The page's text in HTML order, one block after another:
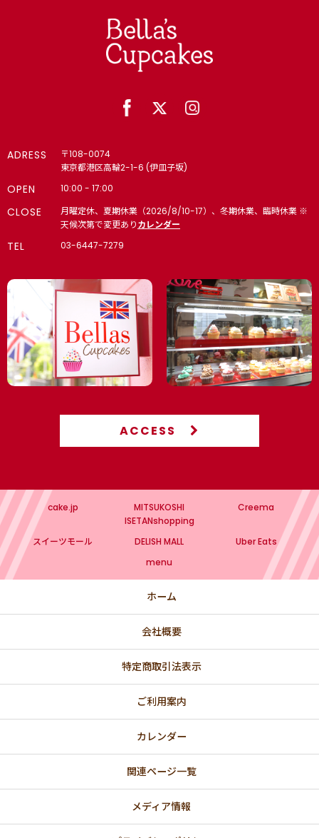
【個人向け】パーティー｜ティータイム｜キッズ向け｜誕生会
(学校・クラブ)で人気 4,000円以上で冷凍配送無料（8月末
【法人向け】🎁 パーティー 4,000円以上で冷凍配送無料（8
ーキ 4,000円以上で冷凍配送無料（8月末まで）
6・7・8月の様々なシーンに
🌞 夏 4,000円以上で冷凍配送無料（8月末まで）
【法人向け】🏢内定式（10月1日｜10月上旬）・同期会・同窓
🎁 入学・卒業｜入園・卒園｜スポーツ・背番号｜お祝い・ギフ
🍼 赤ちゃんのお祝い｜ジェンダー リビール・ベビーシャワ
ー 4,000円以上で冷凍配送無料（8月末まで）
【個人】パーティー 4,000円以上で冷凍配送無料（8月末ま
で）
🏠 高輪店で予約なしで購入できるメニュー
💖 PINK
💙 BLUE
💛 YELLOW
💗 バレンタインデー・ホワイトデー特集
【法人向け】国際女性デー（3/8）にオススメ
ADRESS
〒108-0074
東京都港区高輪2-1-6 (伊皿子坂)
OPEN 10:00 - 17:00
CLOSE
月曜定休、夏期休業（2026/8/10-17）、冬期休業、臨時休業 ※
天候次第で変更ありカレンダー
TEL 03-6447-7279
ACCESS
cake.jp
MITSUKOSHI
ISETANshopping
Creema
スイーツモール DELISH MALL
Uber Eats
menu
ホーム
会社概要
特定商取引法表示
ご利用案内
カレンダー
関連ページ一覧
メディア情報